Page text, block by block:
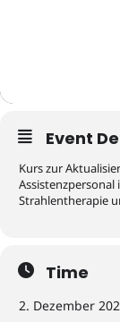
Event
Kurs zur
Strahlentherapie
Time
2. Dezember